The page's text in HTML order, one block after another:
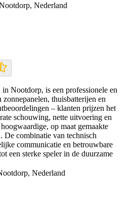
Nederland
Nootdorp, is een professionele en
thuisbatterijen en
– klanten prijzen het
schouwing, nette uitvoering en
op maat gemaakte
De combinatie van technisch
communicatie en betrouwbare
een sterke speler in de duurzame
Nederland